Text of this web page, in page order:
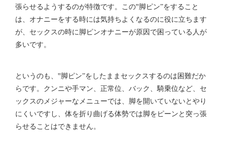
張らせるようするのが特徴です。この‟脚ピン”をすること
は、オナニーをする時には気持ちよくなるのに役に立ちます
が、セックスの時に脚ピンオナニーが原因で困っている人が
多いです。
というのも、‟脚ピン”をしたままセックスするのは困難だか
らです。クンニや手マン、正常位、バック、騎乗位など、セ
ックスのメジャーなメニューでは、脚を開いていないとやり
にくいですし、体を折り曲げる体勢では脚をピーンと突っ張
らせることはできません。